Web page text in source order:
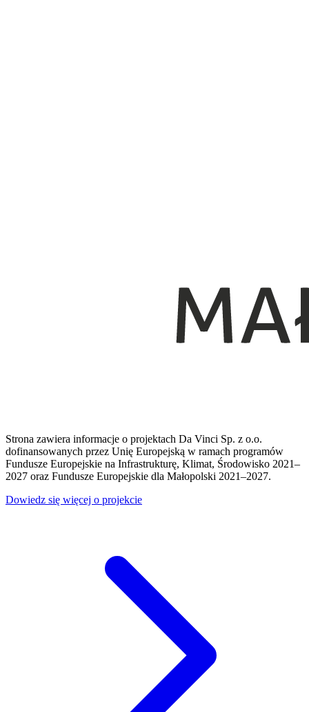
Strona zawiera informacje o projektach Da Vinci Sp. z o.o.
dofinansowanych przez Unię Europejską w ramach programów
Fundusze Europejskie na Infrastrukturę, Klimat, Środowisko 2021–
2027 oraz Fundusze Europejskie dla Małopolski 2021–2027.
Dowiedz się więcej o projekcie